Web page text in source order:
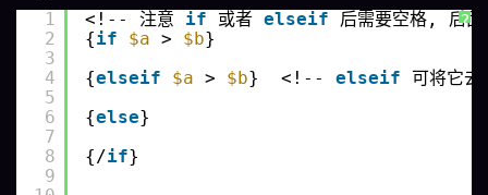
?
1
2
3
4
5
6
7
8
9
<!-- 注意 if 或者 elseif
后需要空格, 后
{if $a > $b}
{elseif $a > $b}  <!-- elseif 可将它
{else}
{/if}